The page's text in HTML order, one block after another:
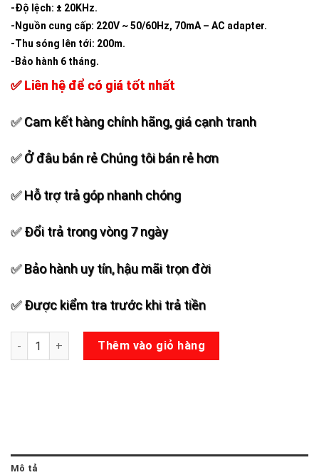
-Độ lệch: ± 20KHz.
-Nguồn cung cấp: 220V ~ 50/60Hz, 70mA – AC adapter.
-Thu sóng lên tới: 200m.
-Bảo hành 6 tháng.
✅ Liên hệ để có giá tốt nhất
✅ Cam kết hàng chính hãng, giá cạnh tranh
✅ Ở đâu bán rẻ Chúng tôi bán rẻ hơn
✅ Hỗ trợ trả góp nhanh chóng
✅ Đổi trả trong vòng 7 ngày
✅ Bảo hành uy tín, hậu mãi trọn đời
✅ Được kiểm tra trước khi trả tiền
Micro Không Dây Shures SM-388 số lượng
Thêm vào giỏ hàng
Mô tả